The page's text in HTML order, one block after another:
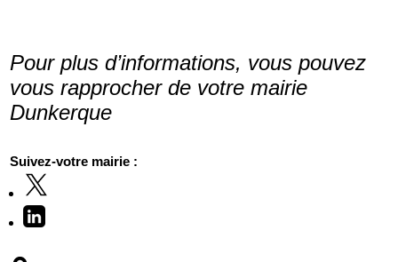
Pour plus d’informations, vous pouvez
vous rapprocher de votre mairie
Dunkerque
Suivez-votre mairie :